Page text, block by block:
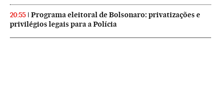
20:55
Programa eleitoral de Bolsonaro: privatizações e
privilégios legais para a Polícia